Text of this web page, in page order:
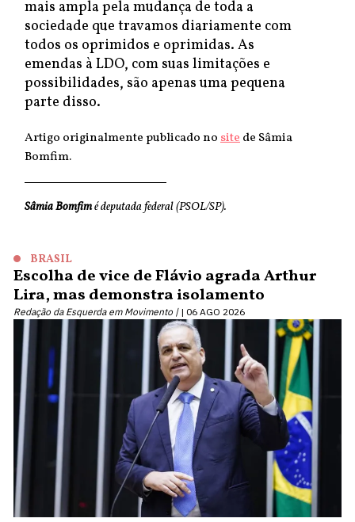
mais ampla pela mudança de toda a
sociedade que travamos diariamente com
todos os oprimidos e oprimidas. As
emendas à LDO, com suas limitações e
possibilidades, são apenas uma pequena
parte disso.
Artigo originalmente publicado nositede Sâmia
Bomfim.
Sâmia Bomfimé deputada federal (PSOL/SP).
BRASIL
Escolha de vice de Flávio agrada Arthur
Lira, mas demonstra isolamento
Redação da Esquerda em Movimento | 06 AGO 2026